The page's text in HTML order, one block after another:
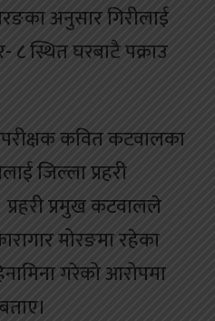
अनुसार गिरीलाई
८ स्थित घरबाटै पक्राउ
कवित कटवालका
जिल्ला प्रहरी
प्रमुख कटवालले
मोरङमा रहेका
गरेको आरोपमा